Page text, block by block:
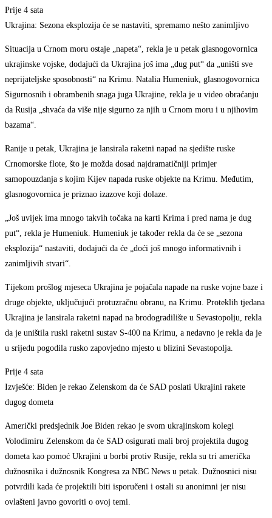
Prije 4 sata
Ukrajina: Sezona eksplozija će se nastaviti, spremamo nešto zanimljivo
Situacija u Crnom moru ostaje „napeta“, rekla je u petak glasnogovornica
ukrajinske vojske, dodajući da Ukrajina još ima „dug put“ da „uništi sve
neprijateljske sposobnosti“ na Krimu. Natalia Humeniuk, glasnogovornica
Sigurnosnih i obrambenih snaga juga Ukrajine, rekla je u video obraćanju
da Rusija „shvaća da više nije sigurno za njih u Crnom moru i u njihovim
bazama“.
Ranije u petak, Ukrajina je lansirala raketni napad na sjedište ruske
Crnomorske flote, što je možda dosad najdramatičniji primjer
samopouzdanja s kojim Kijev napada ruske objekte na Krimu. Međutim,
glasnogovornica je priznao izazove koji dolaze.
„Još uvijek ima mnogo takvih točaka na karti Krima i pred nama je dug
put“, rekla je Humeniuk. Humeniuk je također rekla da će se „sezona
eksplozija“ nastaviti, dodajući da će „doći još mnogo informativnih i
zanimljivih stvari“.
Tijekom prošlog mjeseca Ukrajina je pojačala napade na ruske vojne baze i
druge objekte, uključujući protuzračnu obranu, na Krimu. Proteklih tjedana
Ukrajina je lansirala raketni napad na brodogradilište u Sevastopolju, rekla
da je uništila ruski raketni sustav S-400 na Krimu, a nedavno je rekla da je
u srijedu pogodila rusko zapovjedno mjesto u blizini Sevastopolja.
Prije 4 sata
Izvješće: Biden je rekao Zelenskom da će SAD poslati Ukrajini rakete
dugog dometa
Američki predsjednik Joe Biden rekao je svom ukrajinskom kolegi
Volodimiru Zelenskom da će SAD osigurati mali broj projektila dugog
dometa kao pomoć Ukrajini u borbi protiv Rusije, rekla su tri američka
dužnosnika i dužnosnik Kongresa za NBC News u petak. Dužnosnici nisu
potvrdili kada će projektili biti isporučeni i ostali su anonimni jer nisu
ovlašteni javno govoriti o ovoj temi.